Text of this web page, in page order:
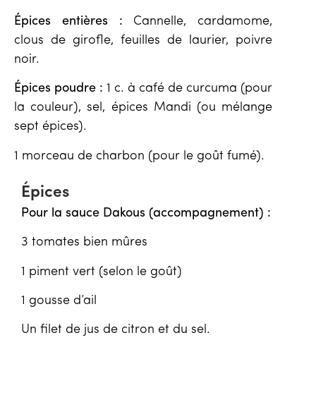
Épices entières : Cannelle, cardamome,
clous de girofle, feuilles de laurier, poivre
noir.
Épices poudre : 1 c. à café de curcuma (pour
la couleur), sel, épices Mandi (ou mélange
sept épices).
1 morceau de charbon (pour le goût fumé).
Épices
Pour la sauce Dakous (accompagnement) :
3 tomates bien mûres
1 piment vert (selon le goût)
1 gousse d’ail
Un filet de jus de citron et du sel.